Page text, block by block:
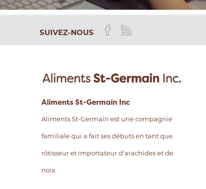
SUIVEZ-NOUS
Aliments St-Germain Inc
Aliments St-Germain est une compagnie
familiale qui a fait ses débuts en tant que
rôtisseur et importateur d'arachides et de
noix.